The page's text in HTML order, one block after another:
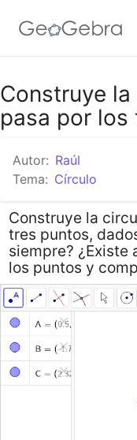
Google Classroom
Construye
pasa por los
Autor: Raúl
Tema: Círculo
Construye la
tres puntos,
siempre? ¿Existe
los puntos y